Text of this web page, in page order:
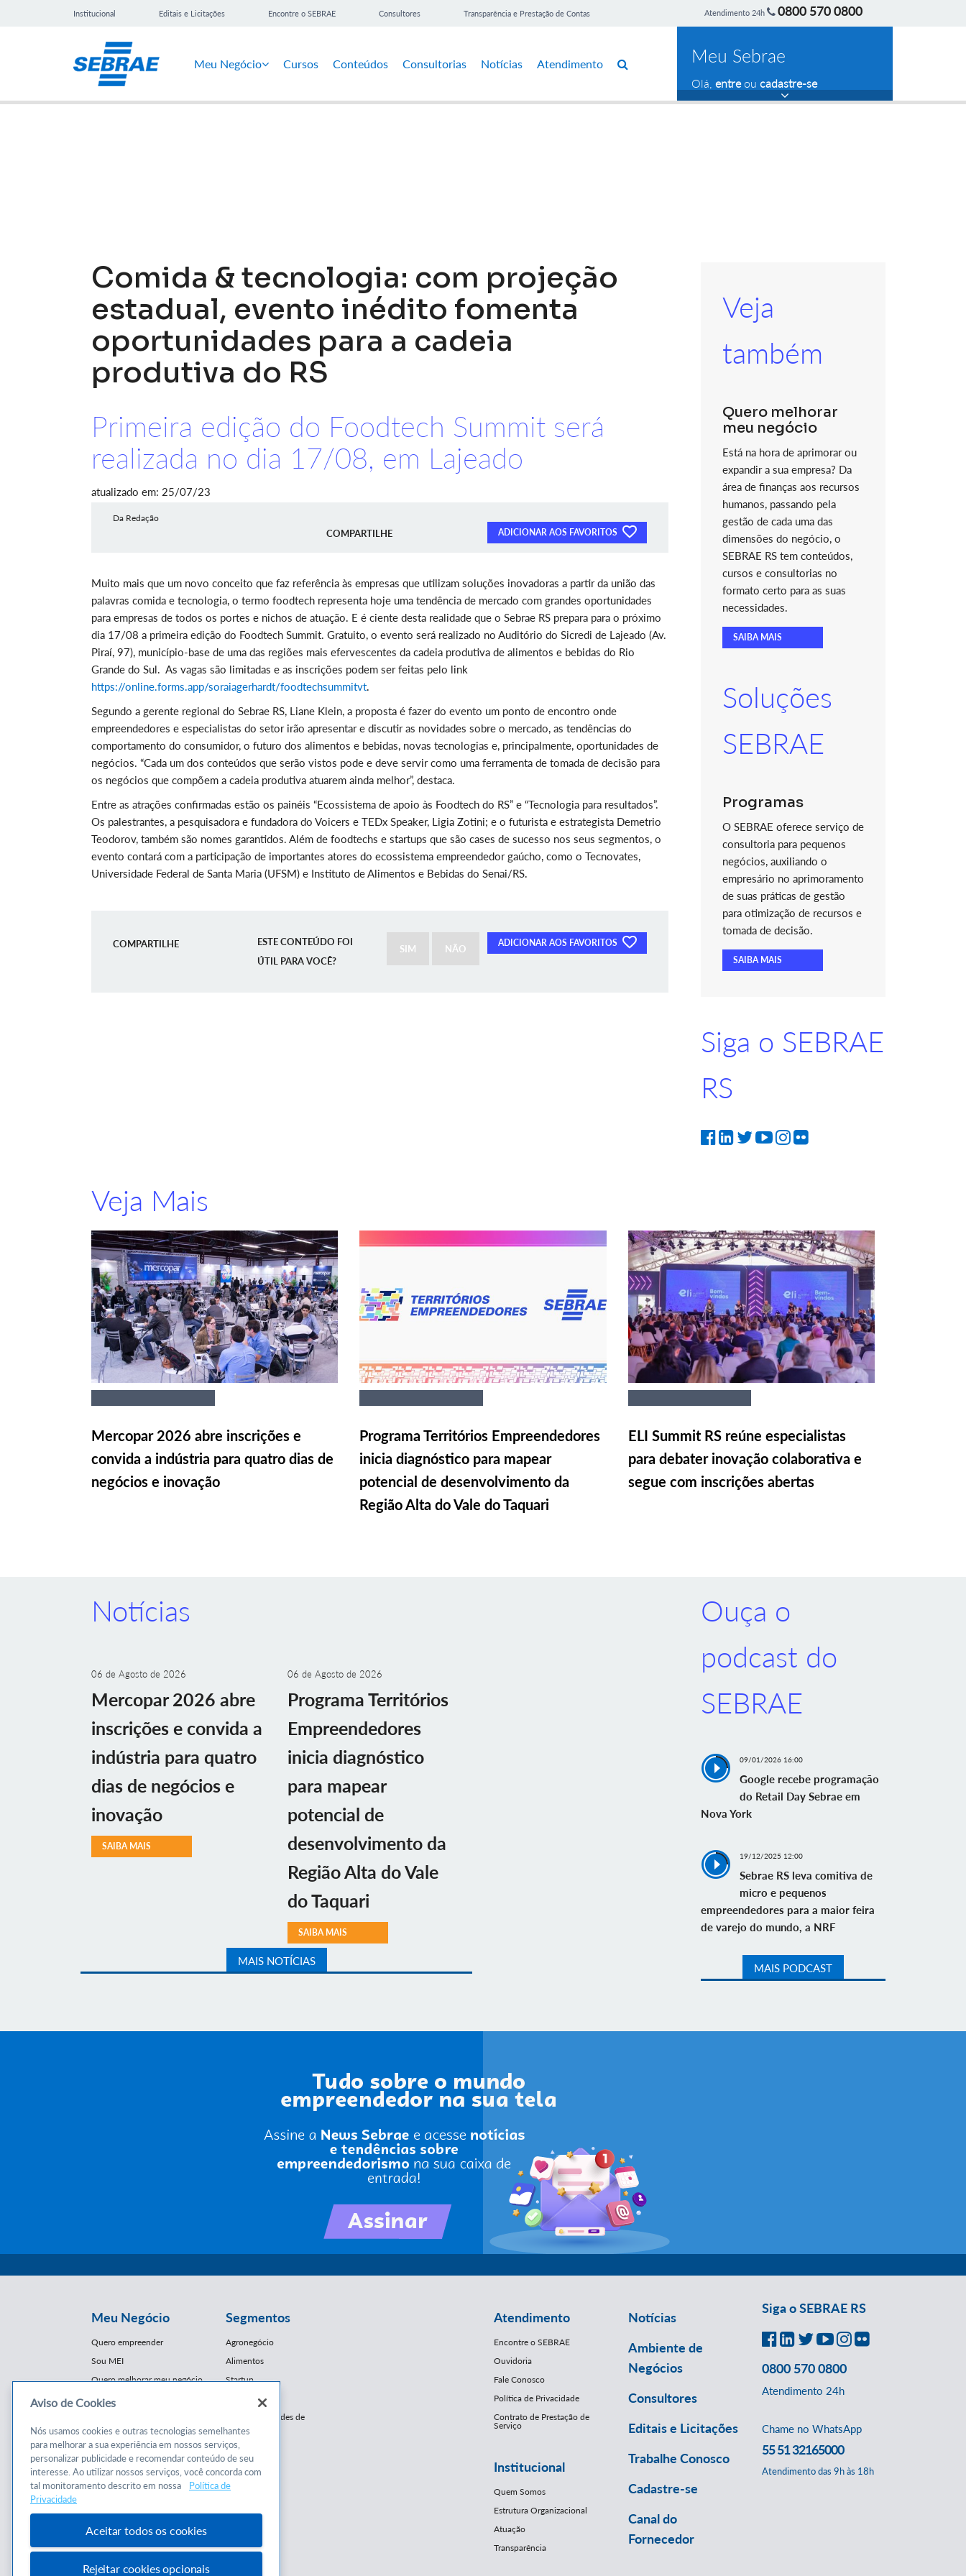
Institucional Editais e Licitações Encontre o SEBRAE Consultores Transparência e Prestação de Contas Atendimento 24h 0800 570 0800
Meu Negócio Cursos Conteúdos Consultorias Notícias Atendimento Meu Sebrae
Olá, entreou cadastre-se
Comida & tecnologia: com projeção
estadual, evento inédito fomenta
oportunidades para a cadeia
produtiva do RS
Primeira edição do Foodtech Summit será
realizada no dia 17/08, em Lajeado
atualizado em: 25/07/23
Da Redação
COMPARTILHE ADICIONAR AOS FAVORITOS
Muito mais que um novo conceito que faz referência às empresas que utilizam soluções inovadoras a partir da união das
palavras comida e tecnologia, o termo foodtech representa hoje uma tendência de mercado com grandes oportunidades
para empresas de todos os portes e nichos de atuação. E é ciente desta realidade que o Sebrae RS prepara para o próximo
dia 17/08 a primeira edição do Foodtech Summit. Gratuito, o evento será realizado no Auditório do Sicredi de Lajeado (Av.
Piraí, 97), município-base de uma das regiões mais efervescentes da cadeia produtiva de alimentos e bebidas do Rio
Grande do Sul. As vagas são limitadas e as inscrições podem ser feitas pelo link
https://online.forms.app/soraiagerhardt/foodtechsummitvt.
Segundo a gerente regional do Sebrae RS, Liane Klein, a proposta é fazer do evento um ponto de encontro onde
empreendedores e especialistas do setor irão apresentar e discutir as novidades sobre o mercado, as tendências do
comportamento do consumidor, o futuro dos alimentos e bebidas, novas tecnologias e, principalmente, oportunidades de
negócios. “Cada um dos conteúdos que serão vistos pode e deve servir como uma ferramenta de tomada de decisão para
os negócios que compõem a cadeia produtiva atuarem ainda melhor”, destaca.
Entre as atrações confirmadas estão os painéis “Ecossistema de apoio às Foodtech do RS” e “Tecnologia para resultados”.
Os palestrantes, a pesquisadora e fundadora do Voicers e TEDx Speaker, Ligia Zotini; e o futurista e estrategista Demetrio
Teodorov, também são nomes garantidos. Além de foodtechs e startups que são cases de sucesso nos seus segmentos, o
evento contará com a participação de importantes atores do ecossistema empreendedor gaúcho, como o Tecnovates,
Universidade Federal de Santa Maria (UFSM) e Instituto de Alimentos e Bebidas do Senai/RS.
COMPARTILHE ADICIONAR AOS FAVORITOS
ESTE CONTEÚDO FOI
ÚTIL PARA VOCÊ?
SIM NÃO
Veja
também
Quero melhorar
meu negócio
Está na hora de aprimorar ou
expandir a sua empresa? Da
área de finanças aos recursos
humanos, passando pela
gestão de cada uma das
dimensões do negócio, o
SEBRAE RS tem conteúdos,
cursos e consultorias no
formato certo para as suas
necessidades.
SAIBA MAIS
Soluções
SEBRAE
Programas
O SEBRAE oferece serviço de
consultoria para pequenos
negócios, auxiliando o
empresário no aprimoramento
de suas práticas de gestão
para otimização de recursos e
tomada de decisão.
SAIBA MAIS
Siga o SEBRAE
RS
Veja Mais
Mercopar 2026 abre inscrições e
convida a indústria para quatro dias de
negócios e inovação
Programa Territórios Empreendedores
inicia diagnóstico para mapear
potencial de desenvolvimento da
Região Alta do Vale do Taquari
ELI Summit RS reúne especialistas
para debater inovação colaborativa e
segue com inscrições abertas
Notícias
06 de Agosto de 2026
Mercopar 2026 abre
inscrições e convida a
indústria para quatro
dias de negócios e
inovação
SAIBA MAIS
06 de Agosto de 2026
Programa Territórios
Empreendedores
inicia diagnóstico
para mapear
potencial de
desenvolvimento da
Região Alta do Vale
do Taquari
SAIBA MAIS
MAIS NOTÍCIAS
Ouça o
podcast do
SEBRAE
09/01/2026 16:00
Google recebe programação
do Retail Day Sebrae em
Nova York
19/12/2025 12:00
Sebrae RS leva comitiva de
micro e pequenos
empreendedores para a maior feira
de varejo do mundo, a NRF
MAIS PODCAST
Meu Negócio
Quero empreender
Sou MEI
Quero melhorar meu negócio
Conteúdos
Cursos
Consultorias
Segmentos
Agronegócio
Alimentos
Startup
E-Commerce
Franquias / Redes de
Cooperação
Moda
Moveleiro
Saúde
Mercopar
Atendimento
Encontre o SEBRAE
Ouvidoria
Fale Conosco
Política de Privacidade
Contrato de Prestação de
Serviço
Institucional
Quem Somos
Estrutura Organizacional
Atuação
Transparência
Notícias
Ambiente de
Negócios
Consultores
Editais e Licitações
Trabalhe Conosco
Cadastre-se
Canal do
Fornecedor
Siga o SEBRAE RS
0800 570 0800
Atendimento 24h
Chame no WhatsApp
55 51 32165000
Atendimento das 9h às 18h
Aviso de Cookies
Nós usamos cookies e outras tecnologias semelhantes
para melhorar a sua experiência em nossos serviços,
personalizar publicidade e recomendar conteúdo de seu
interesse. Ao utilizar nossos serviços, você concorda com
tal monitoramento descrito em nossa
Política de
Privacidade
Aceitar todos os cookies
Rejeitar cookies opcionais